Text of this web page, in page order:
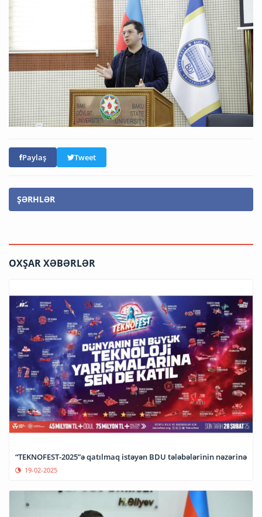
Paylaş Tweet
ŞƏRHLƏR
OXŞAR XƏBƏRLƏR
“TEKNOFEST-2025”ə qatılmaq istəyən BDU tələbələrinin nəzərinə
19-02-2025